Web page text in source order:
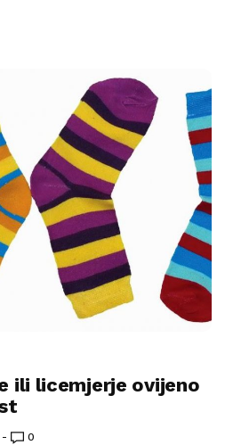
ili licemjerje ovijeno
0